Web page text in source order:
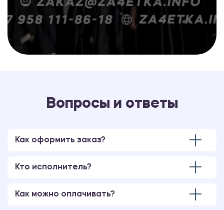
Вопросы и ответы
Как оформить заказ?
Кто исполнитель?
Как можно оплачивать?